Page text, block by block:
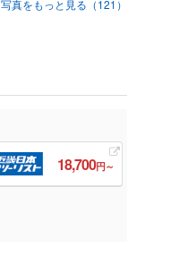
写真をもっと見る（121）
18,700円～